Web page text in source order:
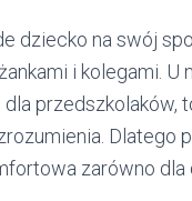
dziecko na swój
i kolegami.
dla
Dlatego
zarówno dla